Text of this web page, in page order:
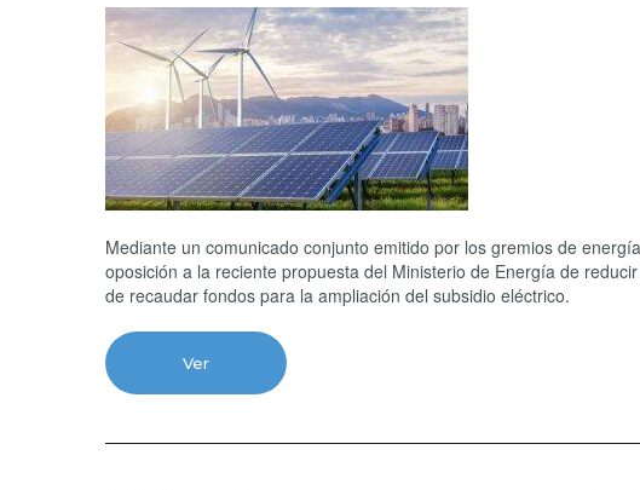
Mediante un comunicado conjunto emitido por los gremios de
oposición a la reciente propuesta del Ministerio de Energía de
de recaudar fondos para la ampliación del subsidio eléctrico.
Ver